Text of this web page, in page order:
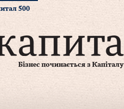
500
Бізнес починається з Капіталу